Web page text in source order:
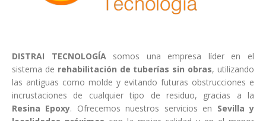
DISTRAI TECNOLOGÍA somos una empresa líder en el
sistema de rehabilitación de tuberías sin obras, utilizando
las antiguas como molde y evitando futuras obstrucciones e
incrustaciones de cualquier tipo de residuo, gracias a la
Resina Epoxy. Ofrecemos nuestros servicios en Sevilla y